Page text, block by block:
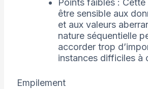
Points faibles :
être sensible aux
et aux valeurs
nature séquentielle
accorder trop
instances difficiles à
Empilement